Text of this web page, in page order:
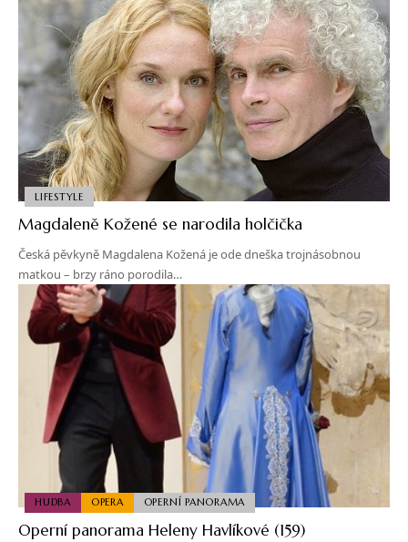
LIFESTYLE
Magdaleně Kožené se narodila holčička
Česká pěvkyně Magdalena Kožená je ode dneška trojnásobnou
matkou – brzy ráno porodila…
HUDBA OPERA OPERNÍ PANORAMA
Operní panorama Heleny Havlíkové (159)